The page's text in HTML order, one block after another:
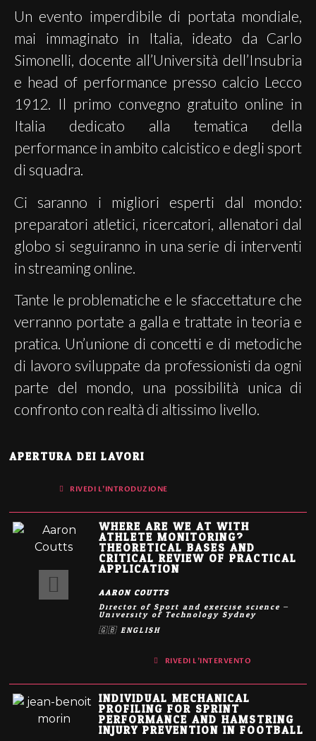
Un evento imperdibile di portata mondiale,
mai immaginato in Italia, ideato da Carlo
Simonelli, docente all’Università dell’Insubria
e head of performance presso calcio Lecco
1912. Il primo convegno gratuito online in
Italia dedicato alla tematica della
performance in ambito calcistico e degli sport
di squadra.
Ci saranno i migliori esperti dal mondo:
preparatori atletici, ricercatori, allenatori dal
globo si seguiranno in una serie di interventi
in streaming online.
Tante le problematiche e le sfaccettature che
verranno portate a galla e trattate in teoria e
pratica. Un’unione di concetti e di metodiche
di lavoro sviluppate da professionisti da ogni
parte del mondo, una possibilità unica di
confronto con realtà di altissimo livello.
APERTURA DEI LAVORI
RIVEDI L'INTRODUZIONE
WHERE ARE WE AT WITH
ATHLETE MONITORING?
THEORETICAL BASES AND
CRITICAL REVIEW OF PRACTICAL
APPLICATION
AARON COUTTS
Director of Sport and exercise science –
University of Technology Sydney
🇬🇧 ENGLISH
RIVEDI L'INTERVENTO
INDIVIDUAL MECHANICAL
PROFILING FOR SPRINT
PERFORMANCE AND HAMSTRING
INJURY PREVENTION IN FOOTBALL